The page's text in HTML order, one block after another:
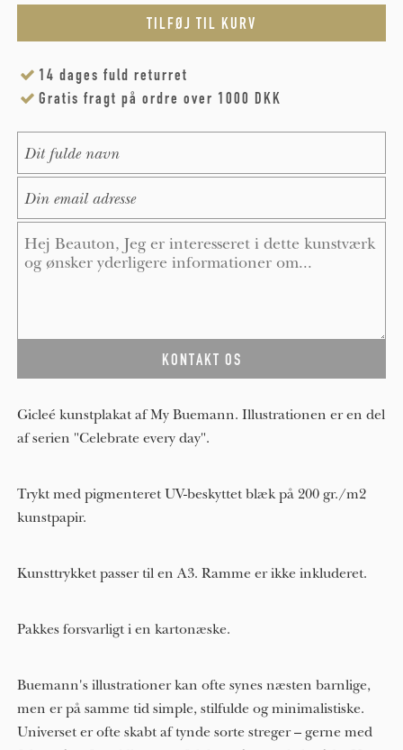
14 dages fuld returret
Gratis fragt på ordre over 1000 DKK
Gicleé kunstplakat af My Buemann. Illustrationen er en del
af serien "Celebrate every day".
Trykt med pigmenteret UV-beskyttet blæk på 200 gr./m2
kunstpapir.
Kunsttrykket passer til en A3. Ramme er ikke inkluderet.
Pakkes forsvarligt i en kartonæske.
Buemann's illustrationer kan ofte synes næsten barnlige,
men er på samme tid simple, stilfulde og minimalistiske.
Universet er ofte skabt af tynde sorte streger – gerne med